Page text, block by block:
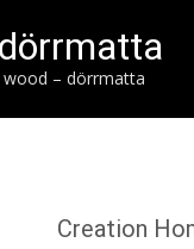
– dörrmatta
Creation